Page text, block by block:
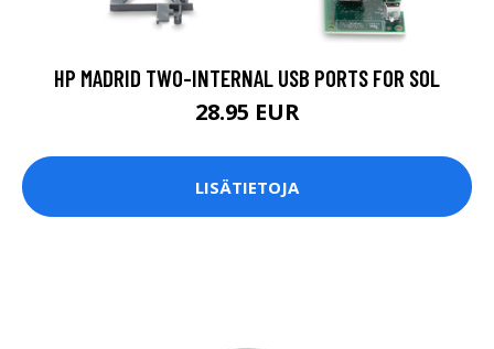
HP MADRID TWO-INTERNAL USB PORTS FOR SOL
28.95 EUR
LISÄTIETOJA